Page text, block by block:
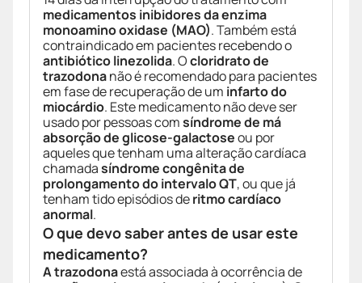
medicamentos inibidores da enzima
monoamino oxidase (MAO). Também está
contraindicado em pacientes recebendo o
antibiótico linezolida. Ocloridrato de
trazodonanão é recomendado para pacientes
em fase de recuperação de um infarto do
miocárdio. Este medicamento não deve ser
usado por pessoas comsíndrome de má
absorção de glicose-galactoseou por
aqueles que tenham uma alteração cardíaca
chamadasíndrome congênita de
prolongamento do intervalo QT, ou que já
tenham tido episódios deritmo cardíaco
anormal.
O que devo saber antes de usar este
medicamento?
A trazodonaestá associada à ocorrência de